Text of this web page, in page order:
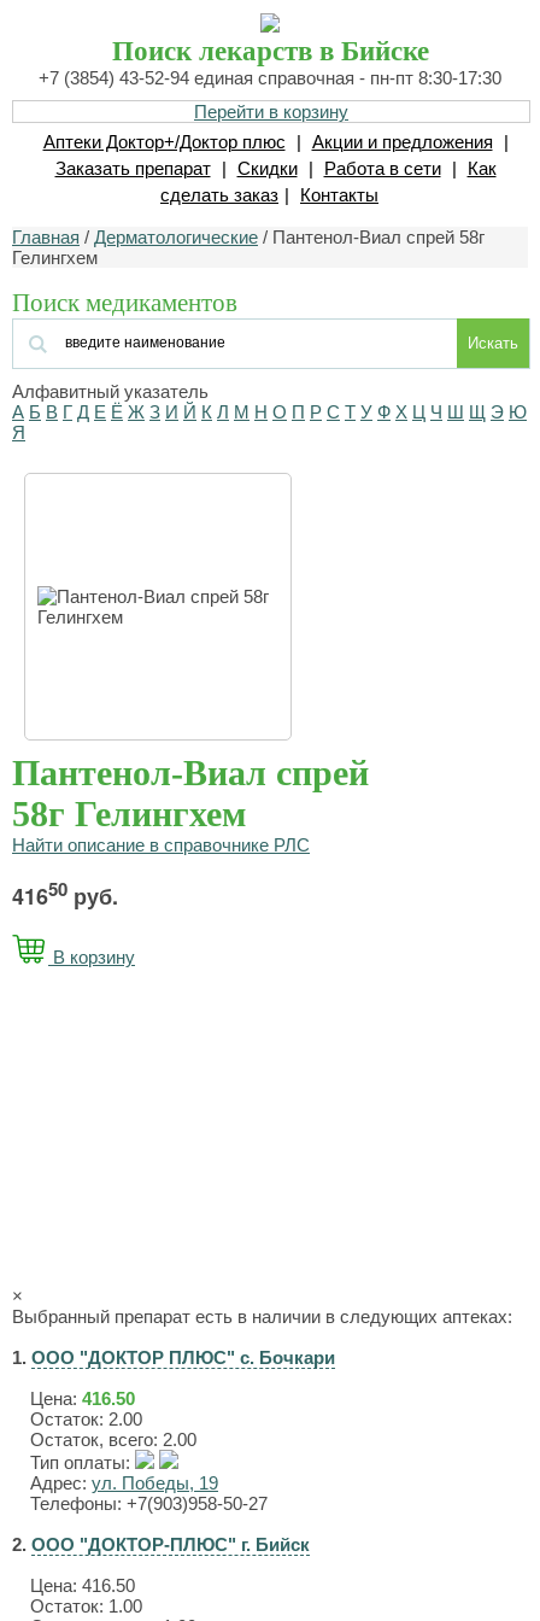
Поиск лекарств в Бийске
+7 (3854) 43-52-94 единая справочная - пн-пт 8:30-17:30
Перейти в корзину
Аптеки Доктор+/Доктор плюс
| Акции и предложения
|
Заказать препарат
| Скидки | Работа в сети |
Как
сделать заказ | Контакты
Главная / Дерматологические / Пантенол-Виал спрей 58г
Гелингхем
Поиск медикаментов
Искать
Алфавитный указатель
А Б В Г Д Е Ё Ж З И Й К Л М Н О П Р С Т У Ф Х Ц Ч Ш Щ Э Ю
Я
Пантенол-Виал спрей
58г Гелингхем
Найти описание в справочнике РЛС
41650 руб.
В корзину
×
Выбранный препарат есть в наличии в следующих аптеках:
1. ООО "ДОКТОР ПЛЮС" с. Бочкари
Цена: 416.50
Остаток: 2.00
Остаток, всего: 2.00
Тип оплаты:
Адрес: ул. Победы, 19
Телефоны: +7(903)958-50-27
2. ООО "ДОКТОР-ПЛЮС" г. Бийск
Цена: 416.50
Остаток: 1.00